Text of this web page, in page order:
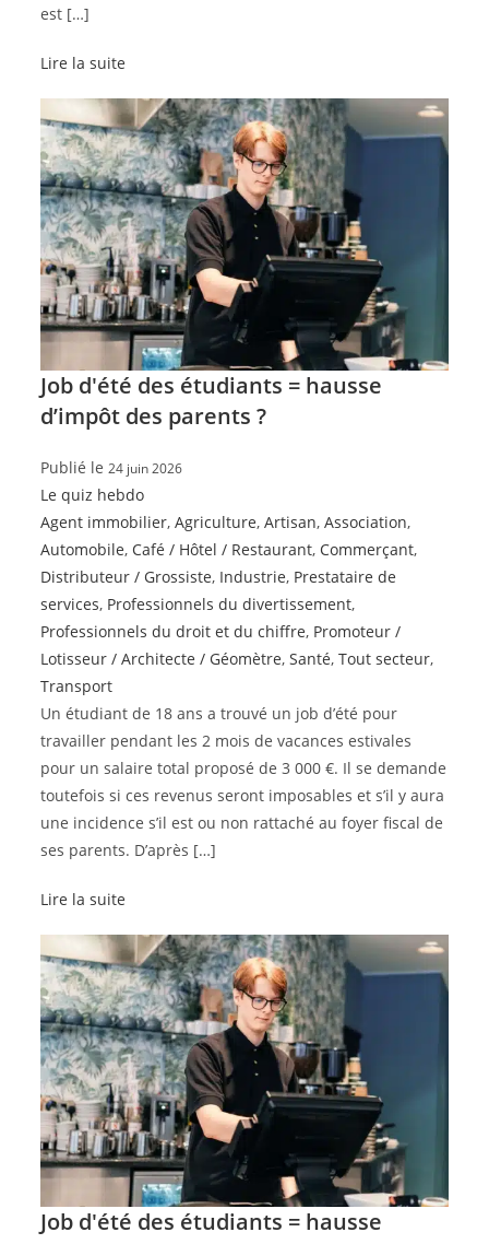
est […]
Lire la suite
Job d'été des étudiants = hausse
d’impôt des parents ?
Publié le24 juin 2026
Le quiz hebdo
Agent immobilier,Agriculture,Artisan,Association,
Automobile, Café / Hôtel / Restaurant, Commerçant,
Distributeur / Grossiste, Industrie, Prestataire de
services, Professionnels du divertissement,
Professionnels du droit et du chiffre, Promoteur /
Lotisseur / Architecte / Géomètre,Santé,Tout secteur,
Transport
Un étudiant de 18 ans a trouvé un job d’été pour
travailler pendant les 2 mois de vacances estivales
pour un salaire total proposé de 3 000 €. Il se demande
toutefois si ces revenus seront imposables et s’il y aura
une incidence s’il est ou non rattaché au foyer fiscal de
ses parents. D’après […]
Lire la suite
Job d'été des étudiants = hausse